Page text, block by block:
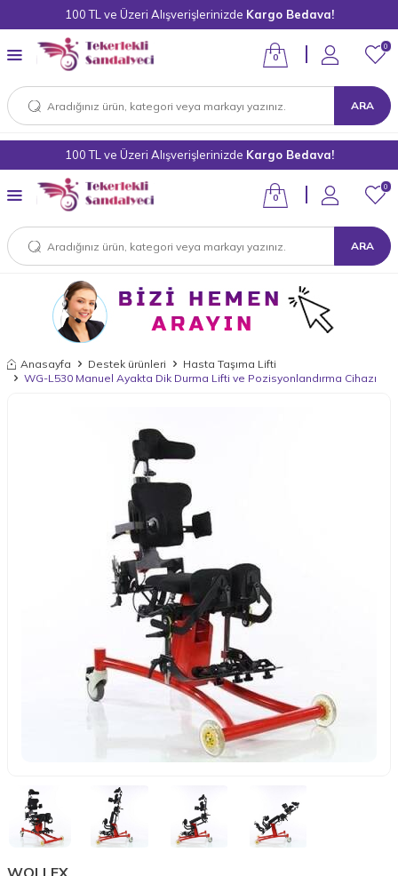
100 TL ve Üzeri Alışverişlerinizde Kargo Bedava!
ARA
0
0
100 TL ve Üzeri Alışverişlerinizde Kargo Bedava!
ARA
0
0
Anasayfa Destek ürünleri
Hasta Taşıma Lifti
WG-L530 Manuel Ayakta Dik Durma Lifti ve Pozisyonlandırma Cihazı